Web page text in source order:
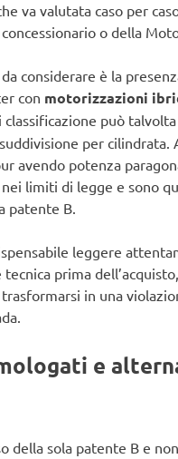
va valutata caso per
o della
considerare è la
con motorizzazioni
classificazione può
per cilindrata.
avendo potenza
limiti di legge e sono
patente B.
leggere
prima
in una
e
della sola patente B e